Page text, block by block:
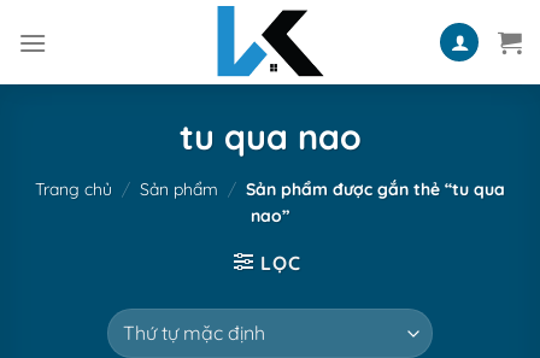
tu qua nao
Trang chủ / Sản phẩm / Sản phẩm được gắn thẻ “tu qua
nao”
LỌC